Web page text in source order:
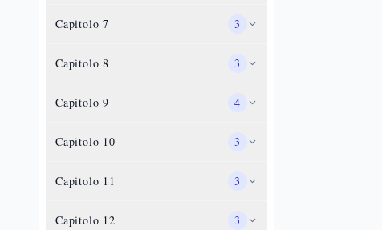
Capitolo7 3
Capitolo8 3
Capitolo9 4
Capitolo 10 3
Capitolo 11 3
Capitolo 12 3